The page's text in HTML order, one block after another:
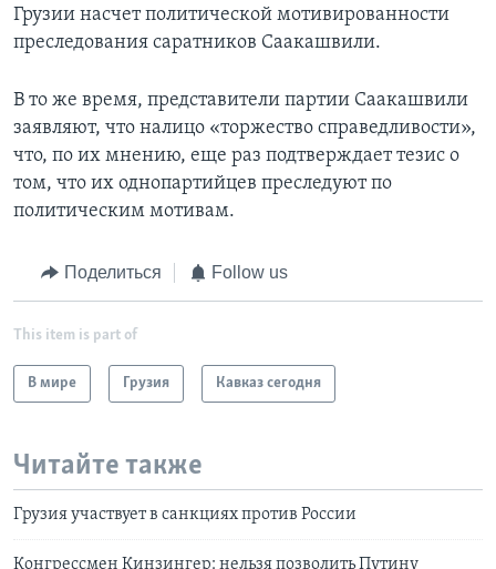
Грузии насчет политической мотивированности
преследования саратников Саакашвили.
В то же время, представители партии Саакашвили
заявляют, что налицо «торжество справедливости»,
что, по их мнению, еще раз подтверждает тезис о
том, что их однопартийцев преследуют по
политическим мотивам.
Поделиться Follow us
This item is part of
В мире Грузия Кавказ сегодня
Читайте также
Грузия участвует в санкциях против России
Конгрессмен Кинзингер: нельзя позволить Путину